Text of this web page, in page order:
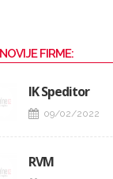
FIRME:
IK Speditor
09/02/2022
RVM